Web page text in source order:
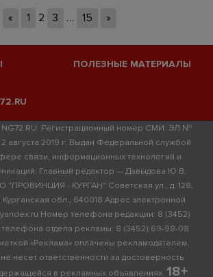
« 1 2 3 … 15 »
ПОЛЕЗНЫЕ МАТЕРИАЛЫ
NG72.RU. Регистрационный номер СМИ: ЭЛ №
августа 2019 г. Выдан Федеральной службой
связи, информационных технологий и
Главный редактор — Давыдова Ю.В.
"ПРОВИНЦИЯ - КУРГАН" Советская ул., д. 128,
обл., 640018 Адрес электронной
Номер телефона редакции: 8 (3452)
отдела рекламы: 8 (3452) 69-98-08
«Реклама» оплачены рекламодателем.
несет ответственности за достоверность
в рекламных объявлениях. 18+